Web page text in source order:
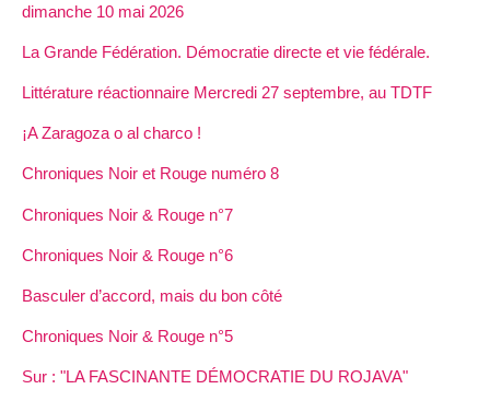
dimanche 10 mai 2026
La Grande Fédération. Démocratie directe et vie fédérale.
Littérature réactionnaire Mercredi 27 septembre, au TDTF
¡A Zaragoza o al charco !
Chroniques Noir et Rouge numéro 8
Chroniques Noir & Rouge n°7
Chroniques Noir & Rouge n°6
Basculer d’accord, mais du bon côté
Chroniques Noir & Rouge n°5
Sur : "LA FASCINANTE DÉMOCRATIE DU ROJAVA"